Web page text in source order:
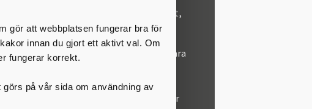
gör att webbplatsen fungerar bra för
innan du gjort ett aktivt val. Om
fungerar korrekt.
på vår sida om användning av
Det är tillåtet att fotografera utan blixt,
men inte för kommersiella syften utan
speciellt tillstånd.
Tänk på att alla inte vill, kan eller får vara
med på ett foto.
Vill du dela dina bilder med oss?
Använd gärna #bibliotekeniskovde eller